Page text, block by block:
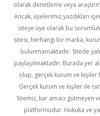
olarak denetleme veya
Ancak, üyelerimiz yazdıkları
siteye üye olarak bu
sitesi, herhangi bir marka,
bulunmamaktadır. Sitede
paylaşılmaktadır. Burada yer
olup, gerçek kurum ve kişiler
Gerçek kurum ve kişiler ile
Sitemiz, kar amacı gütmeyen
platformudur. Hukuka ve